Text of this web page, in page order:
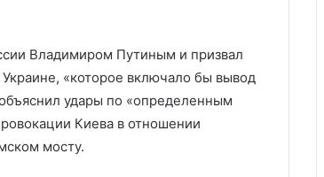
Владимиром Путиным и призвал
«которое включало бы вывод
удары по «определенным
Киева в отношении
мосту.